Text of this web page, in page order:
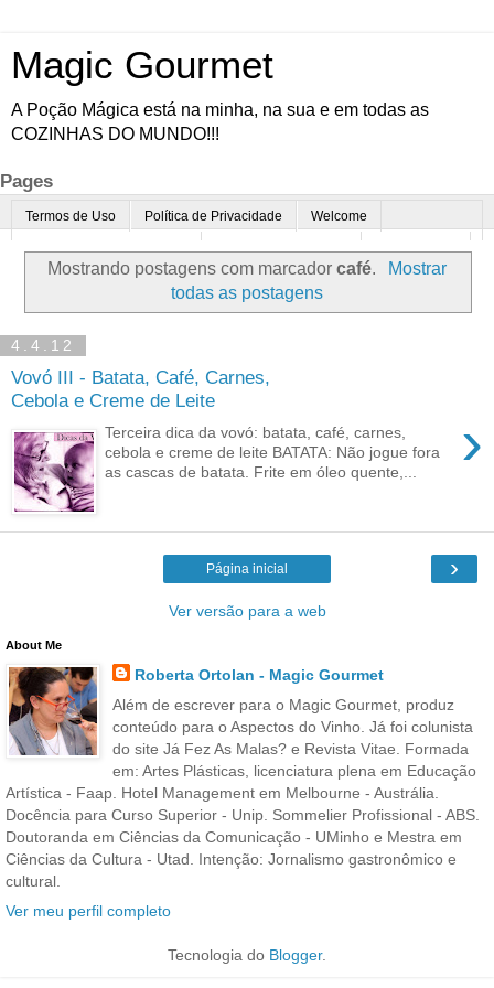
Magic Gourmet
A Poção Mágica está na minha, na sua e em todas as
COZINHAS DO MUNDO!!!
Pages
Termos de Uso Política de Privacidade Welcome
Enoturismo Minha Cozinha Dicas da vovó Mais
Parcerias Contato
Mostrando postagens com marcadorcafé.
Mostrar
todas as postagens
4.4.12
Vovó III - Batata, Café, Carnes,
Cebola e Creme de Leite
›
Terceira dica da vovó: batata, café, carnes,
cebola e creme de leite BATATA: Não jogue fora
as cascas de batata. Frite em óleo quente,...
›
Página inicial
Ver versão para a web
About Me
Roberta Ortolan - Magic Gourmet
Além de escrever para o Magic Gourmet, produz
conteúdo para o Aspectos do Vinho. Já foi colunista
do site Já Fez As Malas? e Revista Vitae. Formada
em: Artes Plásticas, licenciatura plena em Educação
Artística - Faap. Hotel Management em Melbourne - Austrália.
Docência para Curso Superior - Unip. Sommelier Profissional - ABS.
Doutoranda em Ciências da Comunicação - UMinho e Mestra em
Ciências da Cultura - Utad. Intenção: Jornalismo gastronômico e
cultural.
Ver meu perfil completo
Tecnologia do Blogger.